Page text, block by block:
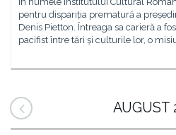
pentru dispariția prematură a
Denis Pietton. Întreaga sa carieră a
pacifist între tări și culturile lor, o
AUGUST